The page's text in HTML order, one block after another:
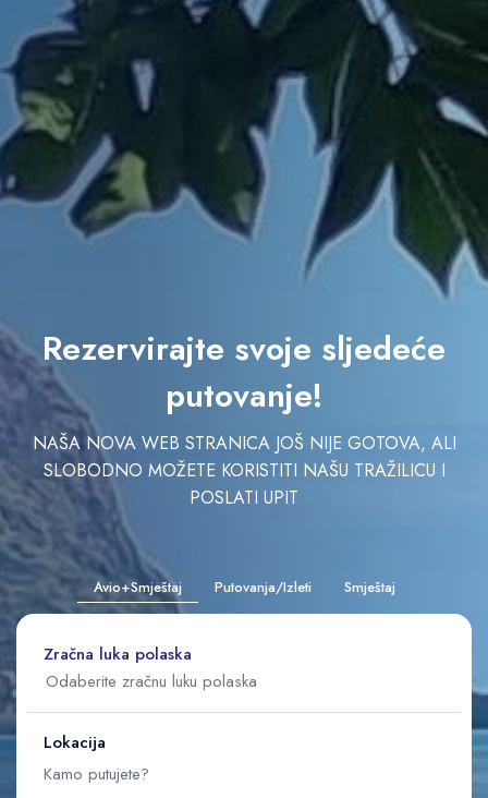
Rezervirajte svoje sljedeće
putovanje!
NAŠA NOVA WEB STRANICA JOŠ NIJE GOTOVA, ALI
SLOBODNO MOŽETE KORISTITI NAŠU TRAŽILICU I
POSLATI UPIT
Avio+Smještaj Putovanja/Izleti Smještaj
Zračna luka polaska
Lokacija